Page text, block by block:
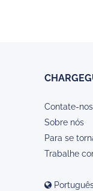
Contate-nos
Sobre nós
Para se
Trabalhe